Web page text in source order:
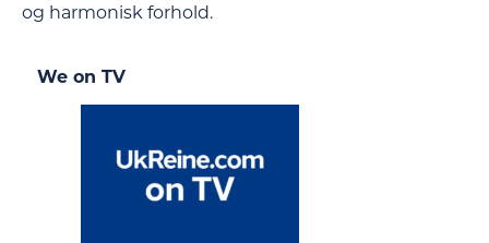
og harmonisk forhold.
We on TV